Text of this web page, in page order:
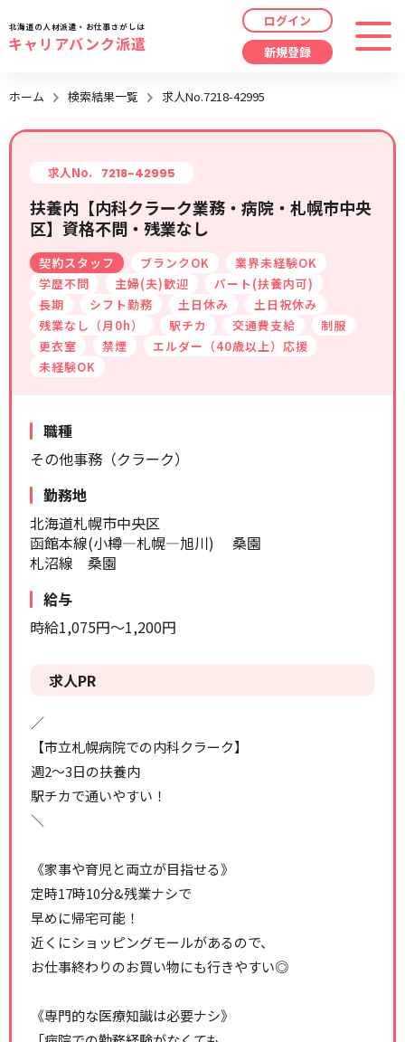
職種 指定なし
給与 時給/日給/月給から選択
こだわり 指定なし
キーワード 指定なし
最近見た求人
最近利用した検索条件
検索履歴はありません。
北海道の人材派遣・お仕事さがしは
キャリアバンク派遣
ログイン
新規登録
ホーム 検索結果一覧 求人No.7218-42995
求人No. 7218-42995
扶養内【内科クラーク業務・病院・札幌市中央
区】資格不問・残業なし
契約スタッフ ブランクOK
業界未経験OK
学歴不問
主婦(夫)歓迎
パート(扶養内可)
長期
シフト勤務 土日休み
土日祝休み
残業なし（月0h）
駅チカ 交通費支給
制服
更衣室
禁煙
エルダー（40歳以上）応援
未経験OK
職種
その他事務（クラーク）
勤務地
北海道札幌市中央区
函館本線(小樽―札幌―旭川) 桑園
札沼線 桑園
給与
時給1,075円～1,200円
求人PR
／
【市立札幌病院での内科クラーク】
週2～3日の扶養内
駅チカで通いやすい！
＼
《家事や育児と両立が目指せる》
定時17時10分&残業ナシで
早めに帰宅可能！
近くにショッピングモールがあるので、
お仕事終わりのお買い物にも行きやすい◎
《専門的な医療知識は必要ナシ》